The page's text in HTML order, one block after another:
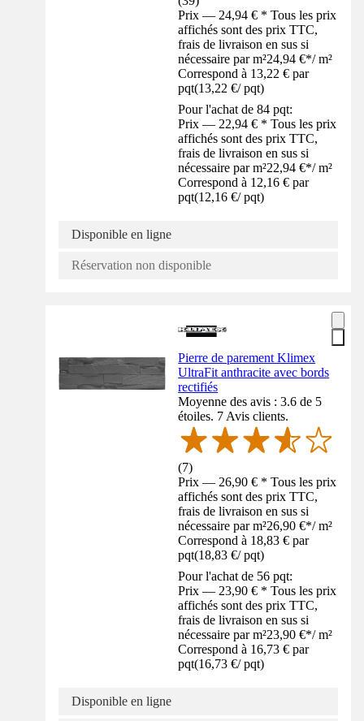
Prix — 24,94 € * Tous les prix
affichés sont des prix TTC,
frais de livraison en sus si
nécessaire par m²24,94 €*/ m²
Correspond à 13,22 € par
pqt(13,22 €/ pqt)
Pour l'achat de 84 pqt:
Prix — 22,94 € * Tous les prix
affichés sont des prix TTC,
frais de livraison en sus si
nécessaire par m²22,94 €*/ m²
Correspond à 12,16 € par
pqt(12,16 €/ pqt)
Disponible en ligne
Réservation non disponible
Pierre de parement Klimex
UltraFit anthracite avec bords
rectifiés
Moyenne des avis : 3.6 de 5
étoiles. 7 Avis clients.
(7)
Prix — 26,90 € * Tous les prix
affichés sont des prix TTC,
frais de livraison en sus si
nécessaire par m²26,90 €*/ m²
Correspond à 18,83 € par
pqt(18,83 €/ pqt)
Pour l'achat de 56 pqt:
Prix — 23,90 € * Tous les prix
affichés sont des prix TTC,
frais de livraison en sus si
nécessaire par m²23,90 €*/ m²
Correspond à 16,73 € par
pqt(16,73 €/ pqt)
Disponible en ligne